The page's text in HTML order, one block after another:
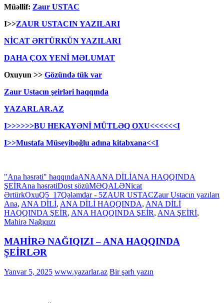
Müəllif: Zaur USTAC
I>>ZAUR USTACIN YAZILARI
NİCAT ƏRTÜRKÜN YAZILARI
DAHA ÇOX YENİ MƏLUMAT
Oxuyun >> Gözündə tük var
Zaur Ustacın şeirləri haqqında
YAZARLAR.AZ
I>>>>>>BU HEKAYƏNİ MÜTLƏQ OXU<<<<<<I
I>>Mustafa Müseyiboğlu adına kitabxana<<I
"Ana həsrəti" haqqındaANAANA DİLİANA HAQQINDA
ŞEİRAna həsrətiDost sözüMƏQALƏNicat
ƏrtürkOxuQ5_17Qələmdar - 5ZAUR USTACZaur Ustacın yazıları
Ana, ANA DİLİ, ANA DİLİ HAQQINDA, ANA DİLİ
HAQQINDA ŞEİR, ANA HAQQINDA ŞEİR, ANA ŞEİRİ,
Mahirə Nağıqızı
MAHİRƏ NAĞIQIZI – ANA HAQQINDA
ŞEİRLƏR
Yanvar 5, 2025 www.yazarlar.az Bir şərh yazın